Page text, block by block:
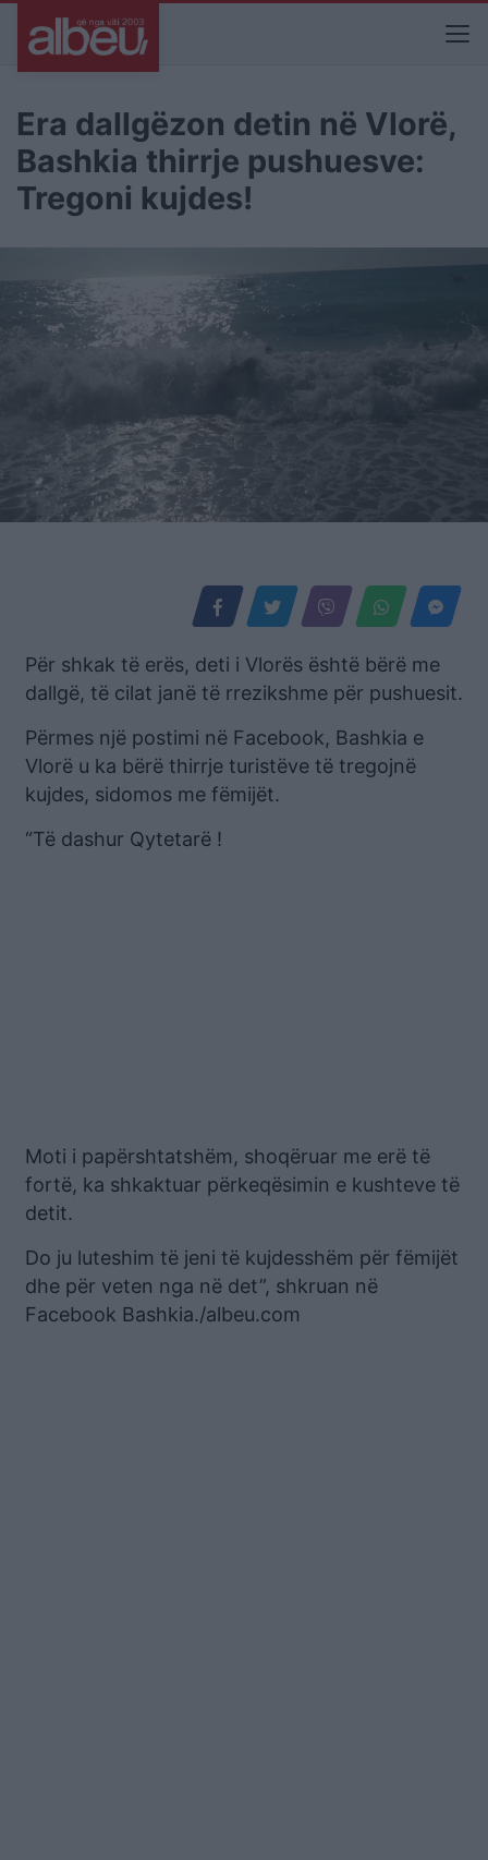
Era dallgëzon detin në Vlorë,
Bashkia thirrje pushuesve:
Tregoni kujdes!
Për shkak të erës, deti i Vlorës është bërë me
dallgë, të cilat janë të rrezikshme për pushuesit.
Përmes një postimi në Facebook, Bashkia e
Vlorë u ka bërë thirrje turistëve të tregojnë
kujdes, sidomos me fëmijët.
“Të dashur Qytetarë !
Moti i papërshtatshëm, shoqëruar me erë të
fortë, ka shkaktuar përkeqësimin e kushteve të
detit.
Do ju luteshim të jeni të kujdesshëm për fëmijët
dhe për veten nga në det”, shkruan në
Facebook Bashkia./albeu.com